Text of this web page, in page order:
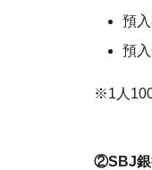
預
預
※1人
②SBJ銀